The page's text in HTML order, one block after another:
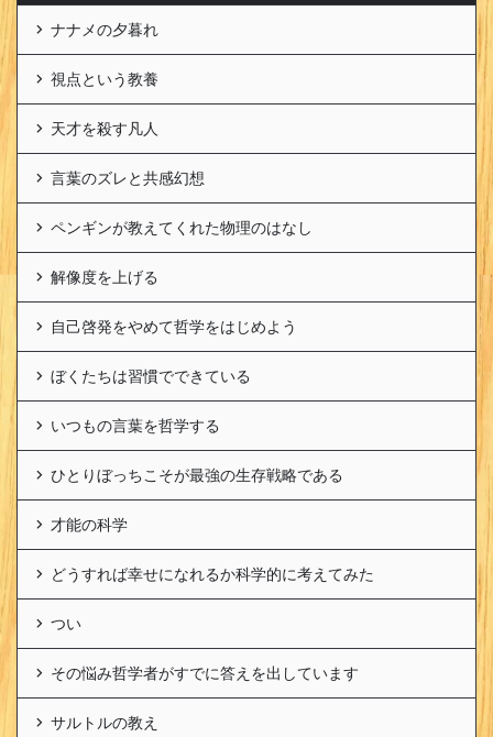
ナナメの夕暮れ
視点という教養
天才を殺す凡人
言葉のズレと共感幻想
ペンギンが教えてくれた物理のはなし
解像度を上げる
自己啓発をやめて哲学をはじめよう
ぼくたちは習慣でできている
いつもの言葉を哲学する
ひとりぼっちこそが最強の生存戦略である
才能の科学
どうすれば幸せになれるか科学的に考えてみた
つい
その悩み哲学者がすでに答えを出しています
サルトルの教え